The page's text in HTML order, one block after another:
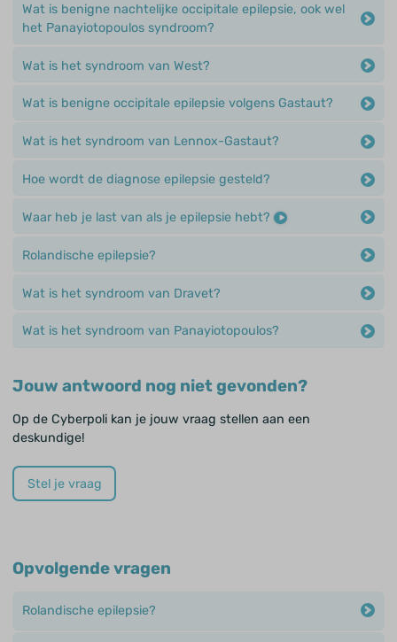
Wat is benigne nachtelijke occipitale epilepsie, ook wel
het Panayiotopoulos syndroom?
Wat is het syndroom van West?
Wat is benigne occipitale epilepsie volgens Gastaut?
Wat is het syndroom van Lennox-Gastaut?
Hoe wordt de diagnose epilepsie gesteld?
Waar heb je last van als je epilepsie hebt?
Rolandische epilepsie?
Wat is het syndroom van Dravet?
Wat is het syndroom van Panayiotopoulos?
Jouw antwoord nog niet gevonden?
Op de Cyberpoli kan je jouw vraag stellen aan een
deskundige!
Stel je vraag
Opvolgende vragen
Rolandische epilepsie?